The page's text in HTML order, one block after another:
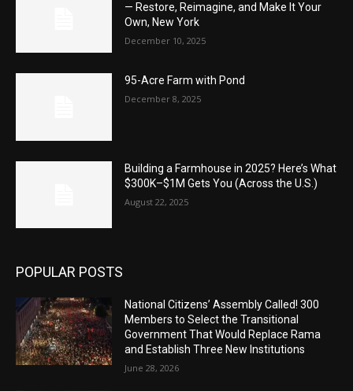
— Restore, Reimagine, and Make It Your
Own, New York
December 10, 2025
95-Acre Farm with Pond
December 8, 2025
Building a Farmhouse in 2025? Here’s What
$300K–$1M Gets You (Across the U.S.)
August 22, 2025
POPULAR POSTS
National Citizens’ Assembly Called! 300
Members to Select the Transitional
Government That Would Replace Rama
and Establish Three New Institutions
June 28, 2026